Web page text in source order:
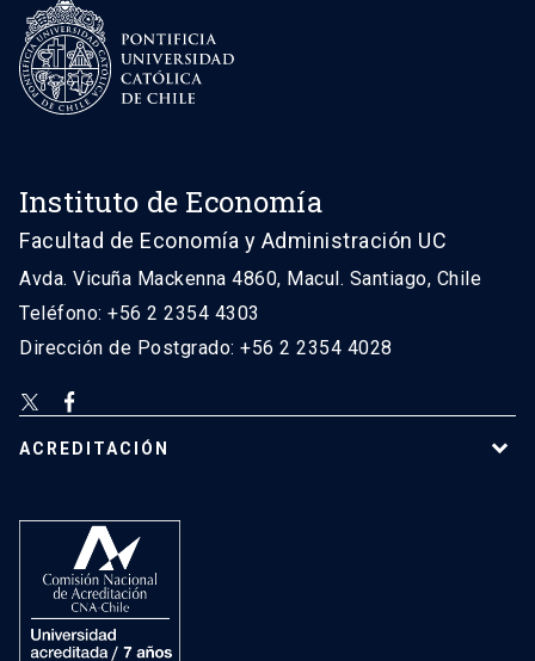
Instituto de Economía
Facultad de Economía y Administración UC
Avda. Vicuña Mackenna 4860, Macul. Santiago, Chile
Teléfono: +56 2 2354 4303
Dirección de Postgrado: +56 2 2354 4028
ACREDITACIÓN